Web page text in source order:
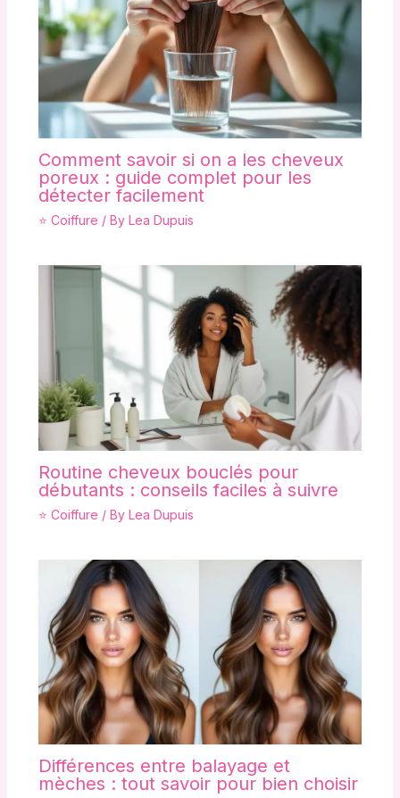
Comment savoir si on a les cheveux
poreux : guide complet pour les
détecter facilement
⭐ Coiffure / By Lea Dupuis
Routine cheveux bouclés pour
débutants : conseils faciles à suivre
⭐ Coiffure / By Lea Dupuis
Différences entre balayage et
mèches : tout savoir pour bien choisir